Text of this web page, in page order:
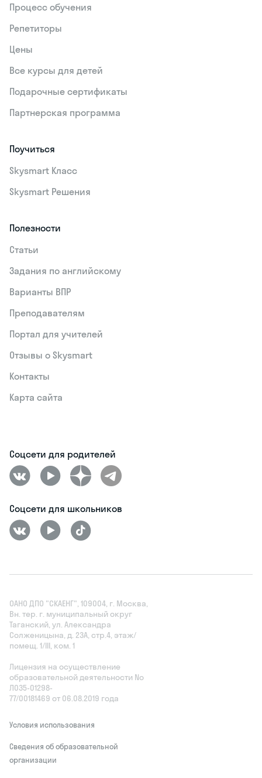
Процесс обучения
Репетиторы
Цены
Все курсы для детей
Подарочные сертификаты
Партнерская программа
Поучиться
Skysmart Класс
Skysmart Решения
Полезности
Статьи
Задания по английскому
Варианты ВПР
Преподавателям
Портал для учителей
Отзывы о Skysmart
Контакты
Карта сайта
Соцсети для родителей
Соцсети для школьников
ОАНО ДПО "СКАЕНГ", 109004, г. Москва,
Вн. тер. г. муниципальный округ
Таганский, ул. Александра
Солженицына, д. 23А, стр.4, этаж/
помещ. 1/III, ком. 1
Лицензия на осуществление
образовательной деятельности No
Л035‑01298-
77/00181469 от 06.08.2019 года
Условия использования
Сведения об образовательной
организации